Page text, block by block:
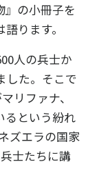
』の小冊子を
ります。
人の兵士か
した。そこで
リファナ、
るという紛れ
ズエラの国家
士たちに講